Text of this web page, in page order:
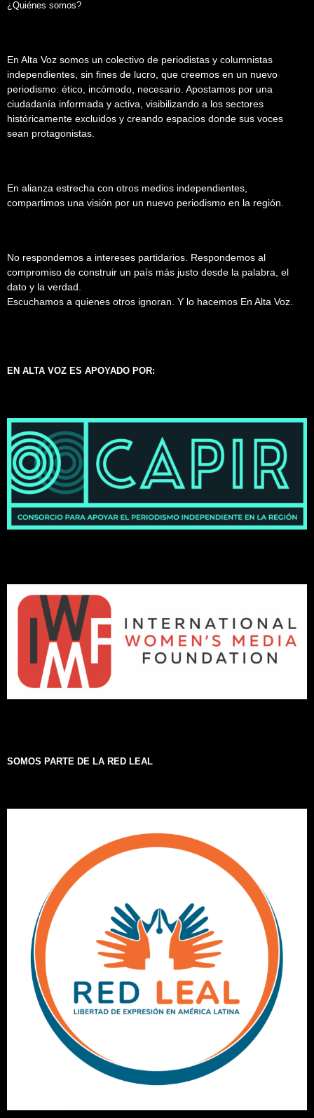
¿Quiénes somos?
En Alta Voz somos un colectivo de periodistas y columnistas
independientes, sin fines de lucro, que creemos en un nuevo
periodismo: ético, incómodo, necesario. Apostamos por una
ciudadanía informada y activa, visibilizando a los sectores
históricamente excluidos y creando espacios donde sus voces
sean protagonistas.
En alianza estrecha con otros medios independientes,
compartimos una visión por un nuevo periodismo en la región.
No respondemos a intereses partidarios. Respondemos al
compromiso de construir un país más justo desde la palabra, el
dato y la verdad.
Escuchamos a quienes otros ignoran. Y lo hacemos En Alta Voz.
EN ALTA VOZ ES APOYADO POR:
SOMOS PARTE DE LA RED LEAL